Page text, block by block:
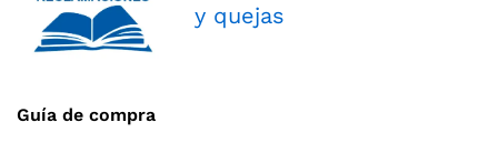
y quejas
Guía de compra